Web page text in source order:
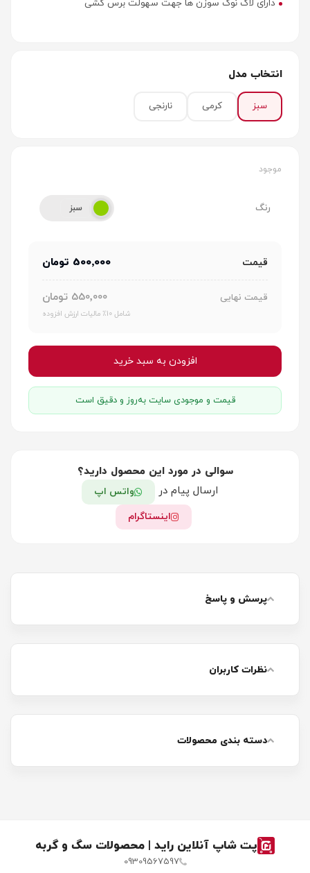
دارای لاک نوک سوزن ها جهت سهولت برس کشی
انتخاب مدل
سبز کرمی نارنجی
موجود
رنگ سبز
قیمت 500٬000 تومان
قیمت نهایی 550٬000 تومان
شامل 10٪ مالیات ارزش افزوده
افزودن به سبد خرید
قیمت و موجودی سایت به‌روز و دقیق است
سوالی در مورد این محصول دارید؟
ارسال پیام در
واتس اپ
اینستاگرام
پرسش و پاسخ
نظرات کاربران
دسته بندی محصولات
پت شاپ آنلاین راید | محصولات سگ و گربه
09309567597